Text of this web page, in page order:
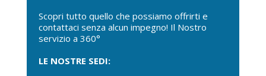
Scopri tutto quello che possiamo offrirti e
contattaci senza alcun impegno! Il Nostro
servizio a 360°
LE NOSTRE SEDI: